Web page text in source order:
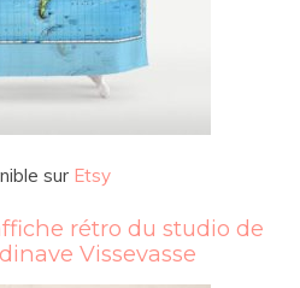
sur Etsy
rétro du studio de
Vissevasse